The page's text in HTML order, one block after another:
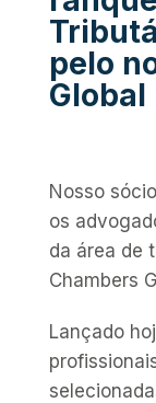
pelo
Nosso
os
da área de
Chambers
Lançado